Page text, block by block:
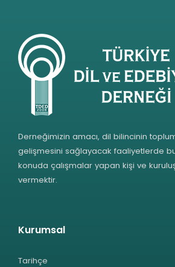
Derneğimizin amacı, dil bilincinin
gelişmesini sağlayacak faaliyetlerde
konuda çalışmalar yapan kişi ve
vermektir.
Kurumsal
Tarihçe